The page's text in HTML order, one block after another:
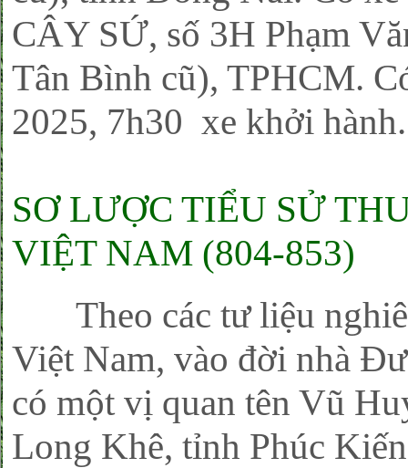
CÂY SỨ, số 3H Phạm
Tân Bình cũ), TPHCM.
2025, 7h30 xe khởi
SƠ LƯỢC TIỂU SỬ
VIỆT NAM (804-853)
Theo các tư liệu
Việt Nam, vào đời nhà
có một vị quan tên Vũ
Long Khê, tỉnh Phúc